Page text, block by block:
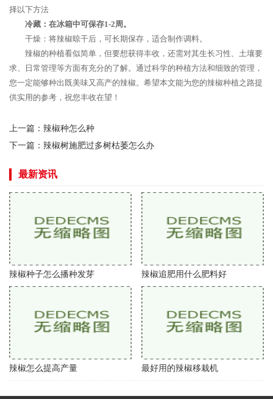
择以下方法
冷藏：在冰箱中可保存1-2周。
干燥：将辣椒晾干后，可长期保存，适合制作调料。
辣椒的种植看似简单，但要想获得丰收，还需对其生长习性、土壤要
求、日常管理等方面有充分的了解。通过科学的种植方法和细致的管理，
您一定能够种出既美味又高产的辣椒。希望本文能为您的辣椒种植之路提
供实用的参考，祝您丰收在望！
上一篇： 辣椒种怎么种
下一篇： 辣椒树施肥过多树枯萎怎么办
最新资讯
辣椒种子怎么播种发芽 辣椒追肥用什么肥料好
辣椒怎么提高产量 最好用的辣椒移栽机